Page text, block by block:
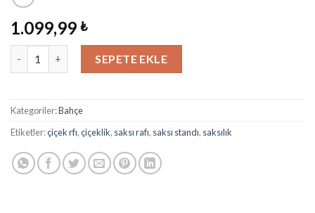
1.099,99 ₺
SEPETE EKLE
Kategoriler:Bahçe
Etiketler:çiçek rfı,çiçeklik, saksı rafı, saksı standı, saksılık